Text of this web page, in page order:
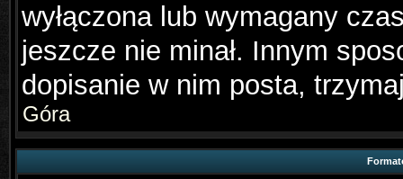
wyłączona lub wymagany
jeszcze nie minał. Innym
dopisanie w nim posta,
Góra